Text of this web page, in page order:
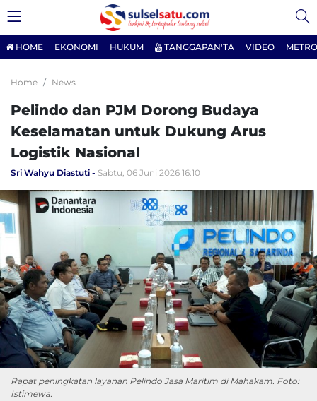
HOME EKONOMI HUKUM TANGGAPAN'TA VIDEO
Home News
Pelindo dan PJM Dorong Budaya
Keselamatan untuk Dukung Arus
Logistik Nasional
Sri Wahyu Diastuti Sabtu, 06 Juni 2026 16:10
Rapat peningkatan layanan Pelindo Jasa Maritim di Mahakam. Foto:
Istimewa.